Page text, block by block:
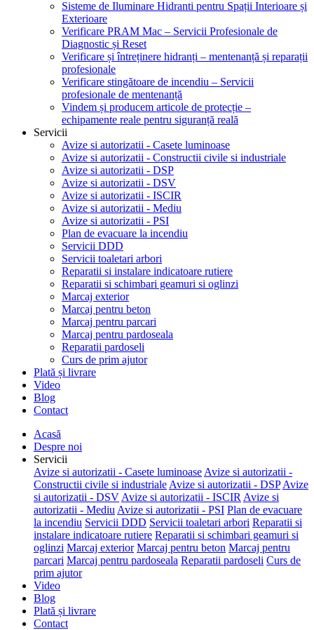
Sisteme de Iluminare Hidranti pentru Spații Interioare și
Exterioare
Verificare PRAM Mac – Servicii Profesionale de
Diagnostic și Reset
Verificare și întreținere hidranți – mentenanță și reparații
profesionale
Verificare stingătoare de incendiu – Servicii
profesionale de mentenanță
Vindem și producem articole de protecție –
echipamente reale pentru siguranță reală
Servicii
Avize si autorizatii - Casete luminoase
Avize si autorizatii - Constructii civile si industriale
Avize si autorizatii - DSP
Avize si autorizatii - DSV
Avize si autorizatii - ISCIR
Avize si autorizatii - Mediu
Avize si autorizatii - PSI
Plan de evacuare la incendiu
Servicii DDD
Servicii toaletari arbori
Reparatii si instalare indicatoare rutiere
Reparatii si schimbari geamuri si oglinzi
Marcaj exterior
Marcaj pentru beton
Marcaj pentru parcari
Marcaj pentru pardoseala
Reparatii pardoseli
Curs de prim ajutor
Plată și livrare
Video
Blog
Contact
Acasă
Despre noi
Servicii
Avize si autorizatii - Casete luminoase Avize si autorizatii -
Constructii civile si industriale Avize si autorizatii - DSP Avize
si autorizatii - DSV Avize si autorizatii - ISCIR Avize si
autorizatii - Mediu Avize si autorizatii - PSI Plan de evacuare
la incendiu Servicii DDD Servicii toaletari arbori Reparatii si
instalare indicatoare rutiere Reparatii si schimbari geamuri si
oglinzi Marcaj exterior Marcaj pentru beton Marcaj pentru
parcari Marcaj pentru pardoseala Reparatii pardoseli Curs de
prim ajutor
Video
Blog
Plată și livrare
Contact